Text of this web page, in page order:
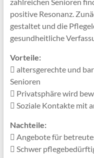
positive Resonanz.
gestaltet und die
gesundheitliche
Vorteile:
altersgerechte und
Senioren
Privatsphäre wird
Soziale Kontakte mit
Nachteile:
Angebote für
Schwer